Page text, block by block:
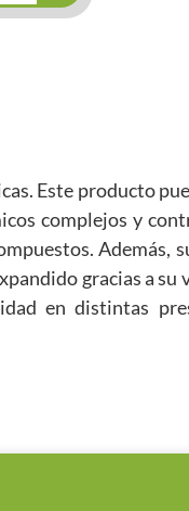
Este producto
complejos y
Además,
gracias a
en distintas